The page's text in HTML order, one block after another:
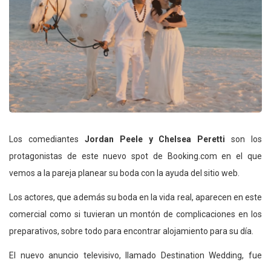
Los comediantes Jordan Peele y Chelsea Peretti son los
protagonistas de este nuevo spot de Booking.com en el que
vemos a la pareja planear su boda con la ayuda del sitio web.
Los actores, que además su boda en la vida real, aparecen en este
comercial como si tuvieran un montón de complicaciones en los
preparativos, sobre todo para encontrar alojamiento para su día.
El nuevo anuncio televisivo, llamado Destination Wedding, fue